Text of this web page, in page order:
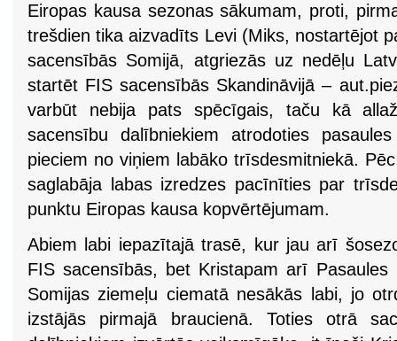
Eiropas kausa sezonas sākumam, proti,
trešdien tika aizvadīts Levi (Miks, nostartējot
sacensībās Somijā, atgriezās uz nedēļu
startēt FIS sacensībās Skandināvijā –
varbūt nebija pats spēcīgais, taču kā
sacensību dalībniekiem atrodoties
pieciem no viņiem labāko trīsdesmitniekā.
saglabāja labas izredzes pacīnīties par
punktu Eiropas kausa kopvērtējumam.
Abiem labi iepazītajā trasē, kur jau arī
FIS sacensībās, bet Kristapam arī
Somijas ziemeļu ciematā nesākās labi, jo
izstājās pirmajā braucienā. Toties otrā